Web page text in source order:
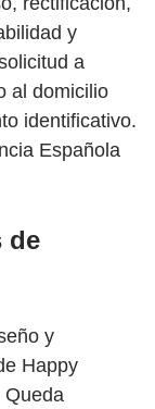
y
a
al domicilio
identificativo.
Española
de
y
Happy
Queda